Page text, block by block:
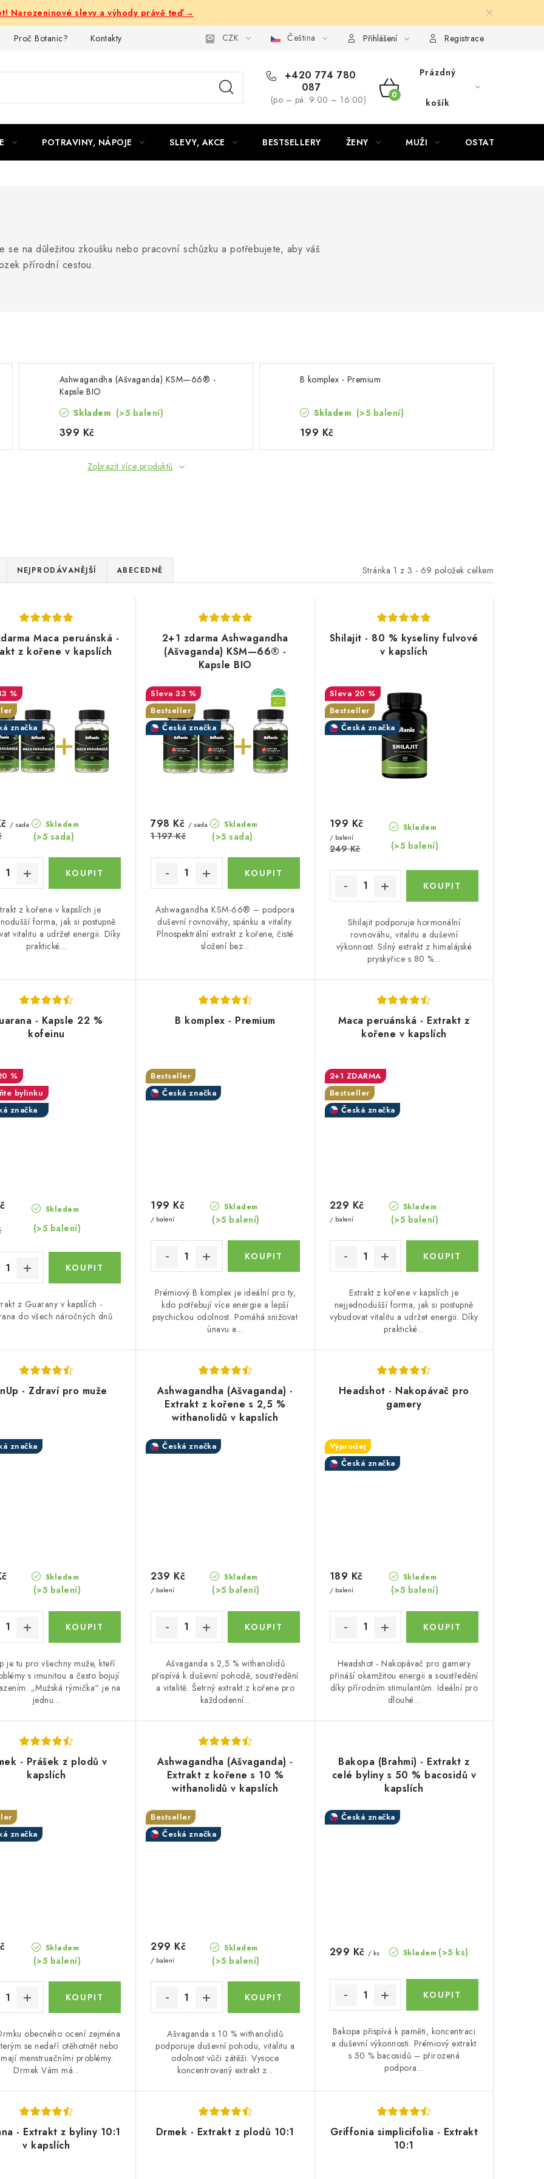
Narozeninové slevy a výhody právě teď →
Proč Botanic? Kontakty CZK Čeština Přihlášení Registrace
+420 774 780
087
(po – pá: 9:00 – 16:00)
NÁKUPNÍ
Prázdný
košík
POTRAVINY, NÁPOJE SLEVY, AKCE BESTSELLERY ŽENY MUŽI OSTATNÍ
se na důležitou zkoušku nebo pracovní schůzku a potřebujete, aby váš
přírodní cestou.
Ashwagandha (Ašvaganda) KSM—66® -
Kapsle BIO
Skladem (>5 balení)
399 Kč
B komplex - Premium
Skladem (>5 balení)
199 Kč
Zobrazit více produktů
Stránka 1 z 3 - 69 položek celkem
NEJPRODÁVANĚJŠÍ ABECEDNĚ
Maca peruánská -
z kořene v kapslích
%
značka
Skladem
(>5 sada)
/ sada
z kořene v kapslích je
forma, jak si postupně
vitalitu a udržet energii. Díky
praktické...
2+1 zdarma Ashwagandha
(Ašvaganda) KSM—66® -
Kapsle BIO
33 %
Bestseller
Česká značka
Skladem
(>5 sada)
798 Kč / sada
1 197 Kč
Ashwagandha KSM-66® – podpora
duševní rovnováhy, spánku a vitality.
Plnospektrální extrakt z kořene, čisté
složení bez...
Shilajit - 80 % kyseliny fulvové
v kapslích
20 %
Bestseller
Česká značka
Skladem
(>5 balení)
199 Kč
/ balení
249 Kč
Shilajit podporuje hormonální
rovnováhu, vitalitu a duševní
výkonnost. Silný extrakt z himalájské
pryskyřice s 80 %...
- Kapsle 22 %
kofeinu
%
bylinku
značka
Skladem
(>5 balení)
z Guarany v kapslích -
do všech náročných dnů
B komplex - Premium
Bestseller
Česká značka
Skladem
(>5 balení)
199 Kč
/ balení
Prémiový B komplex je ideální pro ty,
kdo potřebují více energie a lepší
psychickou odolnost. Pomáhá snižovat
únavu a...
Maca peruánská - Extrakt z
kořene v kapslích
2+1 ZDARMA
Bestseller
Česká značka
Skladem
(>5 balení)
229 Kč
/ balení
Extrakt z kořene v kapslích je
nejjednodušší forma, jak si postupně
vybudovat vitalitu a udržet energii. Díky
praktické...
- Zdraví pro muže
značka
Skladem
(>5 balení)
je tu pro všechny muže, kteří
s imunitou a často bojují
„Mužská rýmička“ je na
jednu...
Ashwagandha (Ašvaganda) -
Extrakt z kořene s 2,5 %
withanolidů v kapslích
Česká značka
Skladem
(>5 balení)
239 Kč
/ balení
Ašvaganda s 2,5 % withanolidů
přispívá k duševní pohodě, soustředění
a vitalitě. Šetrný extrakt z kořene pro
každodenní...
Headshot - Nakopávač pro
gamery
Výprodej
Česká značka
Skladem
(>5 balení)
189 Kč
/ balení
Headshot - Nakopávač pro gamery
přináší okamžitou energii a soustředění
díky přírodním stimulantům. Ideální pro
dlouhé...
- Prášek z plodů v
kapslích
značka
Skladem
(>5 balení)
obecného ocení zejména
se nedaří otěhotnět nebo
menstruačními problémy.
Drmek Vám má...
Ashwagandha (Ašvaganda) -
Extrakt z kořene s 10 %
withanolidů v kapslích
Bestseller
Česká značka
Skladem
(>5 balení)
299 Kč
/ balení
Ašvaganda s 10 % withanolidů
podporuje duševní pohodu, vitalitu a
odolnost vůči zátěži. Vysoce
koncentrovaný extrakt z...
Bakopa (Brahmi) - Extrakt z
celé byliny s 50 % bacosidů v
kapslích
Česká značka
Skladem (>5 ks)
299 Kč / ks
Bakopa přispívá k paměti, koncentraci
a duševní výkonnosti. Prémiový extrakt
s 50 % bacosidů – přirozená
podpora...
- Extrakt z byliny 10:1
v kapslích
Drmek - Extrakt z plodů 10:1
Griffonia simplicifolia - Extrakt
10:1